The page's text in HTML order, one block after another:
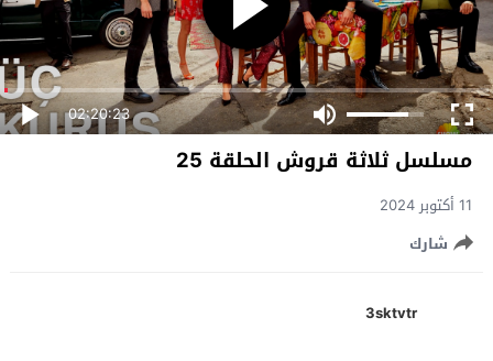
02:20:23
مسلسل ثلاثة قروش الحلقة 25
11 أكتوبر 2024
شارك
3sktvtr